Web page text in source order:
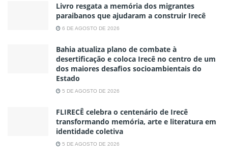
Livro resgata a memória dos migrantes
paraibanos que ajudaram a construir Irecê
6 DE AGOSTO DE 2026
Bahia atualiza plano de combate à
desertificação e coloca Irecê no centro de um
dos maiores desafios socioambientais do
Estado
5 DE AGOSTO DE 2026
FLIRECÊ celebra o centenário de Irecê
transformando memória, arte e literatura em
identidade coletiva
5 DE AGOSTO DE 2026